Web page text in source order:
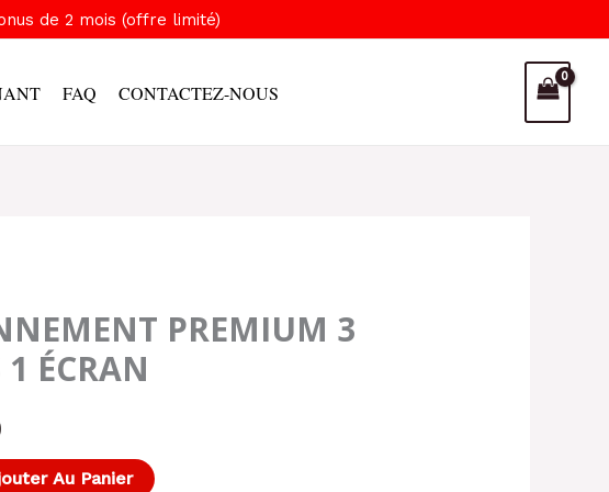
de 2 mois (offre limité)
FAQ CONTACTEZ-NOUS
PREMIUM 3
ÉCRAN
Au Panier